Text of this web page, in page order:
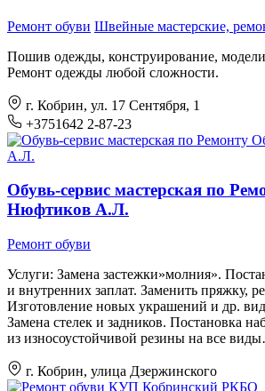
Ремонт обуви Швейные мастерские,
Пошив одежды, конструирование,
Ремонт одежды любой сложности.
г. Кобрин, ул. 17 Сентября, 1
+3751642 2-87-23
Обувь-сервис мастерская по
Нюфтиков А.Л.
Ремонт обуви
Услуги: Замена застежки»молния».
и внутренних заплат. Заменить пряжку,
Изготовление новых украшений и др.
Замена стелек и задников. Постановка
из износоустойчивой резины на все
г. Кобрин, улица Дзержинского